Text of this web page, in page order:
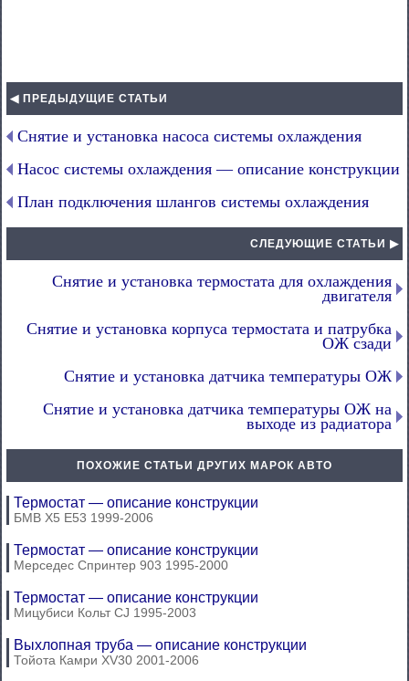
◀ ПРЕДЫДУЩИЕ СТАТЬИ
Снятие и установка насоса системы охлаждения
Насос системы охлаждения — описание конструкции
План подключения шлангов системы охлаждения
СЛЕДУЮЩИЕ СТАТЬИ ▶
Снятие и установка термостата для охлаждения
двигателя
Снятие и установка корпуса термостата и патрубка
ОЖ сзади
Снятие и установка датчика температуры ОЖ
Снятие и установка датчика температуры ОЖ на
выходе из радиатора
ПОХОЖИЕ СТАТЬИ ДРУГИХ МАРОК АВТО
Термостат — описание конструкции
БМВ Х5 Е53 1999-2006
Термостат — описание конструкции
Мерседес Спринтер 903 1995-2000
Термостат — описание конструкции
Мицубиси Кольт CJ 1995-2003
Выхлопная труба — описание конструкции
Тойота Камри XV30 2001-2006